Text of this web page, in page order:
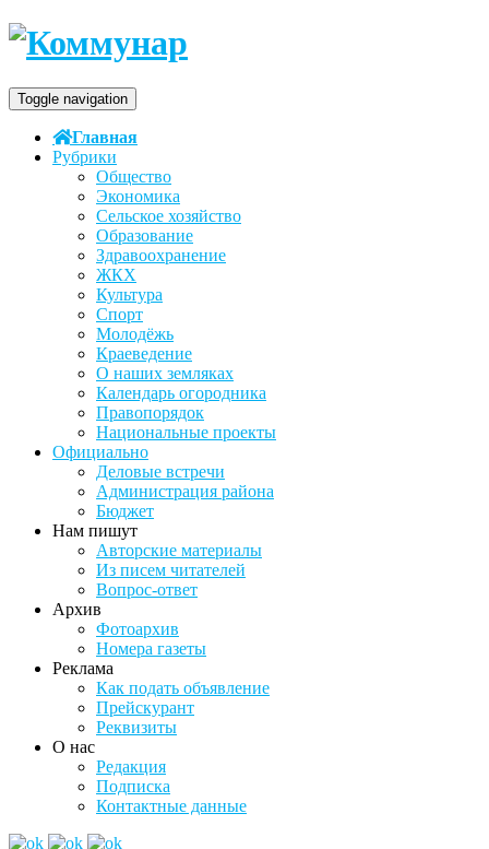
Toggle navigation
Главная
Рубрики
Общество
Экономика
Сельское хозяйство
Образование
Здравоохранение
ЖКХ
Культура
Спорт
Молодёжь
Краеведение
О наших земляках
Календарь огородника
Правопорядок
Национальные проекты
Официально
Деловые встречи
Администрация района
Бюджет
Нам пишут
Авторские материалы
Из писем читателей
Вопрос-ответ
Архив
Фотоархив
Номера газеты
Реклама
Как подать объявление
Прейскурант
Реквизиты
О нас
Редакция
Подписка
Контактные данные